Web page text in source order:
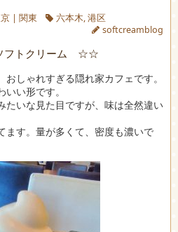
| 関東 六本木,港区
softcreamblog
フトクリーム ☆☆
しゃれすぎる隠れ家カフェです。
い形です。
たいな見た目ですが、味は全然違い
ます。量が多くて、密度も濃いで